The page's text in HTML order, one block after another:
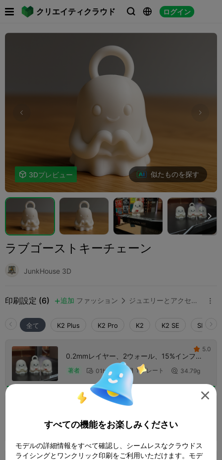
クリエイティクラウド   ログイン
 
 3Dプレビュー 似たものを探す

ラブゴーストキーチェーン
JunkHouse 3D
印刷設定 (6) 追加 ファッション  ジュエリーとアクセサリー 
全て K2 Plus K2 Pro K2 K2 SE
0.2mmレイヤー、2ウォール、15%インフィ
著者  01h 38m  1 プレート  34.79g
 5.0
ル
著者  01h 02m  1 プレート 

すべての機能をお楽しみください
モデルの詳細情報をすべて確認し、シームレスなクラウドス
ライシングとワンクリック印刷をご利用いただけます。モデ